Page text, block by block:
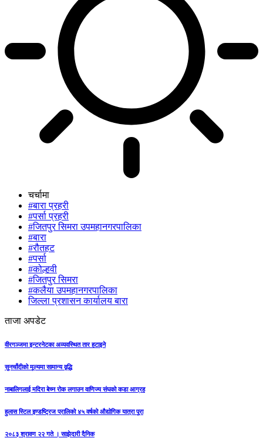
चर्चामा
#बारा प्रहरी
#पर्सा प्रहरी
#जितपुर सिमरा उपमहानगरपालिका
#बारा
#रौतहट
#पर्सा
#कोल्हवी
#जितपुर सिमरा
#कलैया उपमहानगरपालिका
जिल्ला प्रशासन कार्यालय बारा
ताजा अपडेट
वीरगञ्जमा इन्टरनेटका अव्यवस्थित तार हटाइने
सुनचाँदीको मूल्यमा सामान्य वृद्धि
नाबालिगलाई मदिरा बेच्न रोक लगाउन वाणिज्य संघको कडा आग्रह
हुलास स्टिल इण्डष्ट्रिज प्रालिको ४५ वर्षको औद्योगिक यात्रा पूरा
२०८३ श्रावण २२ गते । साझेदारी दैनिक